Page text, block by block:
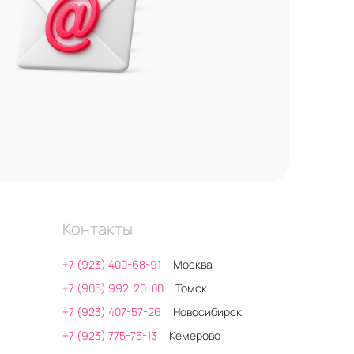
Контакты
+7 (923) 400-68-91
Москва
+7 (905) 992-20-00
Томск
+7 (923) 407-57-26
Новосибирск
+7 (923) 775-75-13
Кемерово